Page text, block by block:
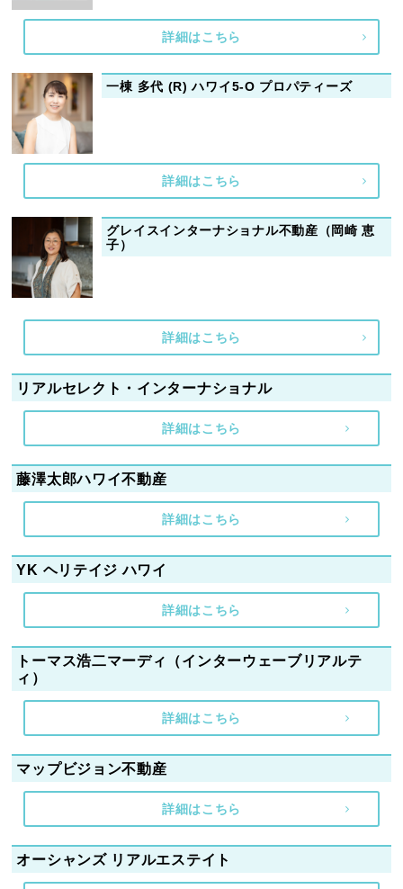
詳細はこちら
一棟 多代 (R) ハワイ5-O プロパティーズ
詳細はこちら
グレイスインターナショナル不動産（岡崎 恵
子）
詳細はこちら
リアルセレクト・インターナショナル
詳細はこちら
藤澤太郎ハワイ不動産
詳細はこちら
YK ヘリテイジ ハワイ
詳細はこちら
トーマス浩二マーディ（インターウェーブリアルテ
ィ）
詳細はこちら
マップビジョン不動産
詳細はこちら
オーシャンズ リアルエステイト